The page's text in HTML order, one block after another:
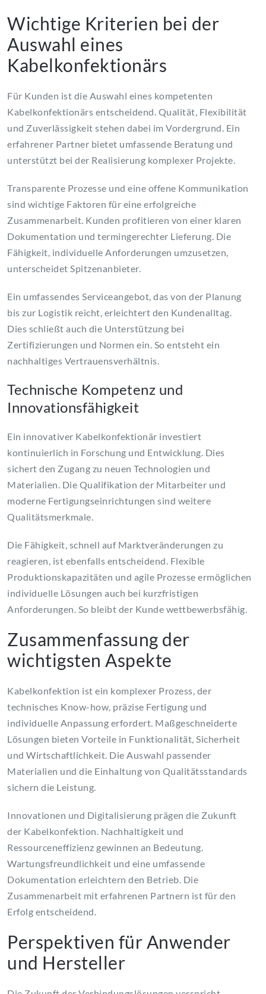
Wichtige Kriterien bei der
Auswahl eines
Kabelkonfektionärs
Für Kunden ist die Auswahl eines kompetenten
Kabelkonfektionärs entscheidend. Qualität, Flexibilität
und Zuverlässigkeit stehen dabei im Vordergrund. Ein
erfahrener Partner bietet umfassende Beratung und
unterstützt bei der Realisierung komplexer Projekte.
Transparente Prozesse und eine offene Kommunikation
sind wichtige Faktoren für eine erfolgreiche
Zusammenarbeit. Kunden profitieren von einer klaren
Dokumentation und termingerechter Lieferung. Die
Fähigkeit, individuelle Anforderungen umzusetzen,
unterscheidet Spitzenanbieter.
Ein umfassendes Serviceangebot, das von der Planung
bis zur Logistik reicht, erleichtert den Kundenalltag.
Dies schließt auch die Unterstützung bei
Zertifizierungen und Normen ein. So entsteht ein
nachhaltiges Vertrauensverhältnis.
Technische Kompetenz und
Innovationsfähigkeit
Ein innovativer Kabelkonfektionär investiert
kontinuierlich in Forschung und Entwicklung. Dies
sichert den Zugang zu neuen Technologien und
Materialien. Die Qualifikation der Mitarbeiter und
moderne Fertigungseinrichtungen sind weitere
Qualitätsmerkmale.
Die Fähigkeit, schnell auf Marktveränderungen zu
reagieren, ist ebenfalls entscheidend. Flexible
Produktionskapazitäten und agile Prozesse ermöglichen
individuelle Lösungen auch bei kurzfristigen
Anforderungen. So bleibt der Kunde wettbewerbsfähig.
Zusammenfassung der
wichtigsten Aspekte
Kabelkonfektion ist ein komplexer Prozess, der
technisches Know-how, präzise Fertigung und
individuelle Anpassung erfordert. Maßgeschneiderte
Lösungen bieten Vorteile in Funktionalität, Sicherheit
und Wirtschaftlichkeit. Die Auswahl passender
Materialien und die Einhaltung von Qualitätsstandards
sichern die Leistung.
Innovationen und Digitalisierung prägen die Zukunft
der Kabelkonfektion. Nachhaltigkeit und
Ressourceneffizienz gewinnen an Bedeutung.
Wartungsfreundlichkeit und eine umfassende
Dokumentation erleichtern den Betrieb. Die
Zusammenarbeit mit erfahrenen Partnern ist für den
Erfolg entscheidend.
Perspektiven für Anwender
und Hersteller